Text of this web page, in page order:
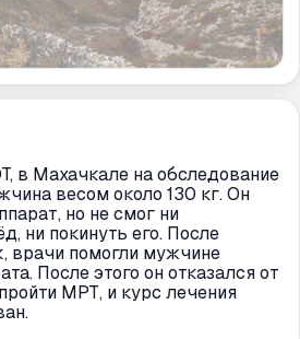
в Махачкале на обследование
весом около 130 кг. Он
но не смог ни
ни покинуть его. После
врачи помогли мужчине
После этого он отказался от
МРТ, и курс лечения